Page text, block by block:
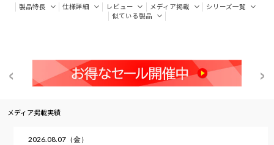
製品特長 仕様詳細 レビュー メディア掲載
シリーズ一覧
似ている製品
メディア掲載実績
2026.08.07（金）